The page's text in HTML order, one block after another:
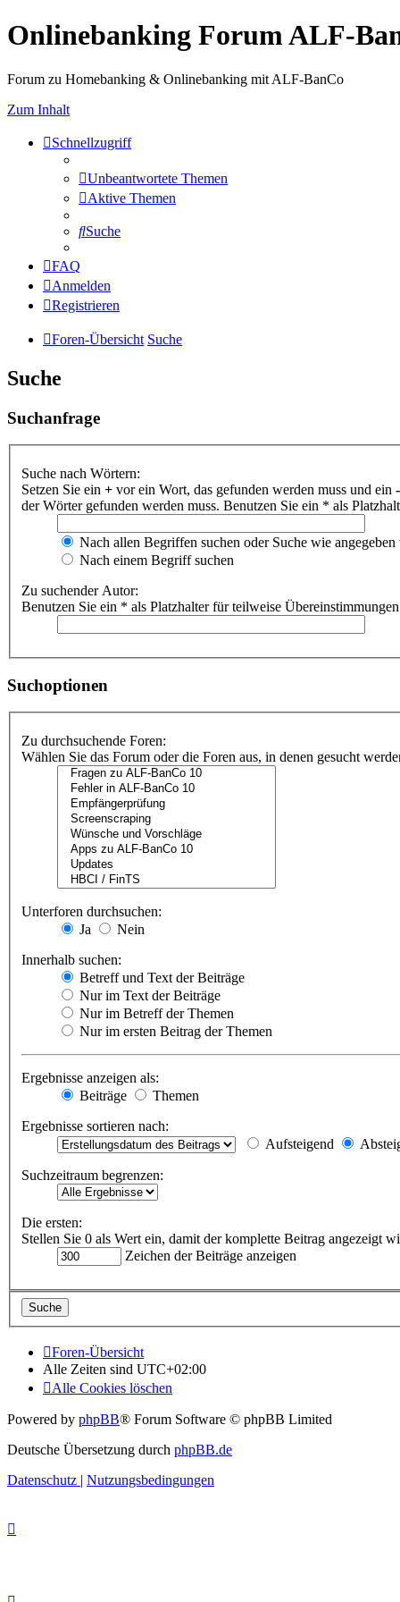
Onlinebanking Forum ALF-
Forum zu Homebanking & Onlinebanking mit ALF-BanCo
Zum Inhalt
Schnellzugriff
Unbeantwortete Themen
Aktive Themen
Suche
FAQ
Anmelden
Registrieren
Foren-Übersicht Suche
Suche
Suchanfrage
Suche nach Wörtern:
Setzen Sie ein + vor ein Wort, das gefunden werden muss und ein -
der Wörter gefunden werden muss. Benutzen Sie ein * als
Nach allen Begriffen suchen oder Suche wie angegeben
Nach einem Begriff suchen
Zu suchender Autor:
Benutzen Sie ein * als Platzhalter für teilweise
Suchoptionen
Zu durchsuchende Foren:
Wählen Sie das Forum oder die Foren aus, in denen gesucht
Unterforen durchsuchen:
Ja
Nein
Innerhalb suchen:
Betreff und Text der Beiträge
Nur im Text der Beiträge
Nur im Betreff der Themen
Nur im ersten Beitrag der Themen
Ergebnisse anzeigen als:
Beiträge
Themen
Ergebnisse sortieren nach:
Aufsteigend
Suchzeitraum begrenzen:
Die ersten:
Stellen Sie 0 als Wert ein, damit der komplette Beitrag angezeigt
Zeichen der Beiträge anzeigen
Foren-Übersicht
Alle Zeiten sind UTC+02:00
Alle Cookies löschen
Powered by phpBB® Forum Software © phpBB Limited
Deutsche Übersetzung durch phpBB.de
Datenschutz | Nutzungsbedingungen